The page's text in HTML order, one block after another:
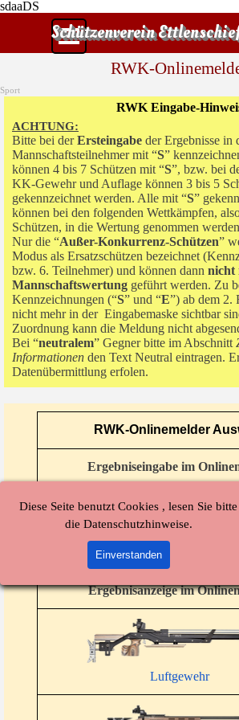
Diese Seite benutzt Cookies , lesen Sie bitte
die Datenschutzhinweise.
Einverstanden
sdaaDS
Direkt zum Seiteninhalt
Schützenverein
Menü überspringen
RWK-
Sport
RWK Eingabe-
ACHTUNG:
Bitte bei derErsteingabe der Ergebnisse in
Mannschaftsteilnehmer mit “S”
können 4 bis 7 Schützen mit “S”, bzw. bei
KK-Gewehr und Auflage können 3 bis 5
gekennzeichnet werden. Alle mit “S”
können bei den folgenden Wettkämpfen,
Schützen, in die Wertung genommen
Nur die “Außer-Konkurrenz-Schützen”
Modus als Ersatzschützen bezeichnet
bzw. 6. Teilnehmer) und können dann nicht
Mannschaftswertung geführt werden. Zu
Kennzeichnungen (“S” und “E”) ab dem 2.
nicht mehr in der Eingabemaske sichtbar
Zuordnung kann die Meldung nicht
Bei “neutralem” Gegner bitte im Abschnitt
Informationen den Text Neutral eintragen.
Datenübermittlung erfolen.
RWK-Onlinemelder
Ergebniseingabe im
RWK-Onlinemelder
Ergebnisanzeige im
Luftgewehr